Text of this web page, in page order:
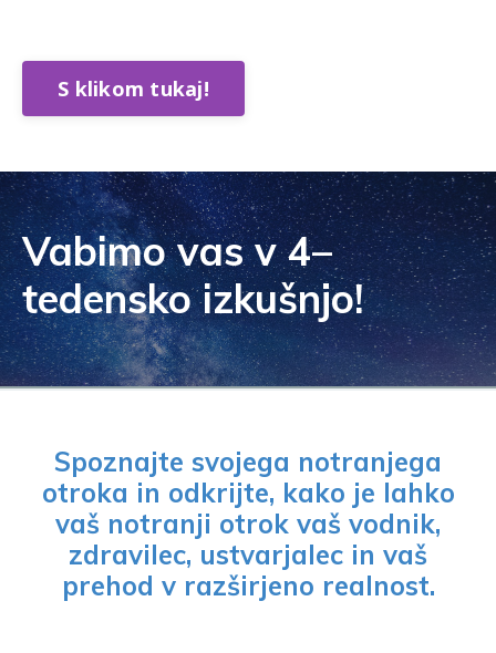
S klikom tukaj!
Vabimo vas v 4–
tedensko izkušnjo!
Spoznajte svojega notranjega
otroka in odkrijte, kako je lahko
vaš notranji otrok vaš vodnik,
zdravilec, ustvarjalec in vaš
prehod v razširjeno realnost.